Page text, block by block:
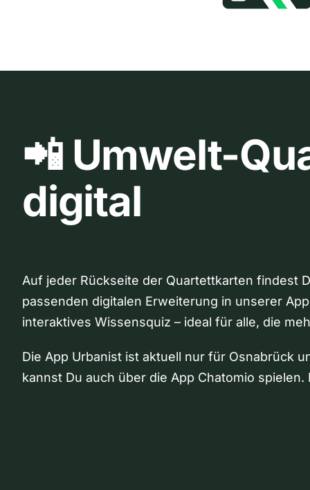
📲 Umwelt-
digital
Auf jeder Rückseite der Quartettkarten findest
passenden digitalen Erweiterung in unserer
interaktives Wissensquiz – ideal für alle, die
Die App Urbanist ist aktuell nur für Osnabrück
kannst Du auch über die App Chatomio